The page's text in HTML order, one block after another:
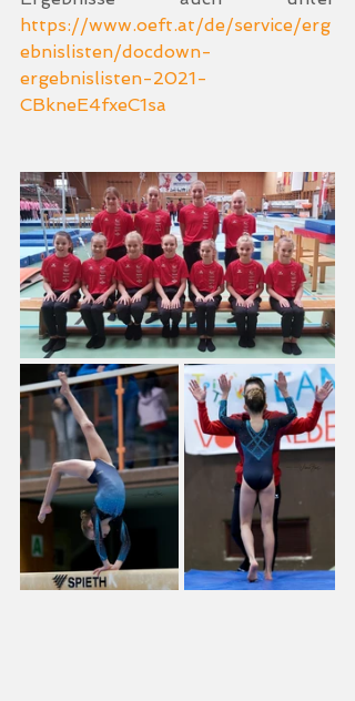
https://www.oeft.at/de/service/erg
ebnislisten/docdown-
ergebnislisten-2021-
CBkneE4fxeC1sa